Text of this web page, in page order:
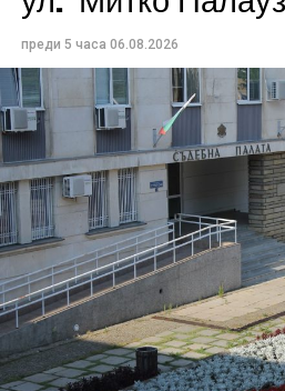
преди 5 часа 06.08.2026